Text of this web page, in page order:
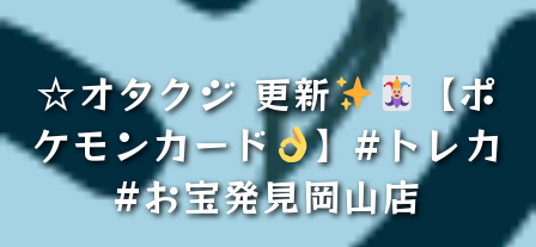
☆オタクジ 更新
【ポ
ケモンカード
】#トレカ
#お宝発見岡山店